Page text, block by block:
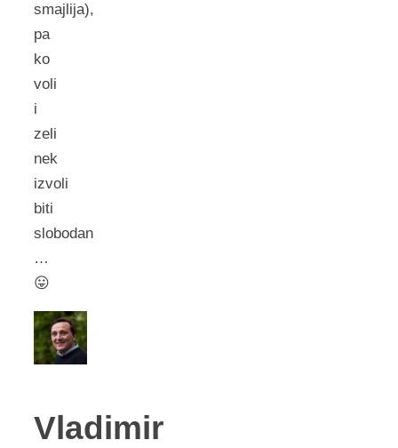
smajlija),
pa
ko
voli
i
zeli
nek
izvoli
biti
slobodan
…
😛
Vladimir